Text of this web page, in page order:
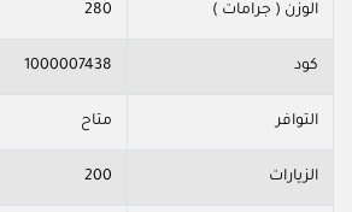
الوزن ( جرامات ) 280
كود 1000007438
التوافر متاح
الزيارات 200